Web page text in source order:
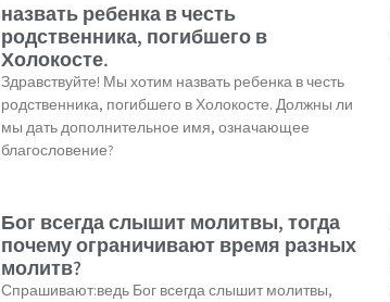
назвать ребенка в честь
родственника, погибшего в
Холокосте.
Здравствуйте! Мы хотим назвать ребенка в честь
родственника, погибшего в Холокосте. Должны ли
мы дать дополнительное имя, означающее
благословение?
Бог всегда слышит молитвы, тогда
почему ограничивают время разных
молитв?
Спрашивают:ведь Бог всегда слышит молитвы,